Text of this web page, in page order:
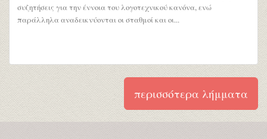
συζητήσεις για την έννοια του λογοτεχνικού κανόνα, ενώ
παράλληλα αναδεικνύονται οι σταθμοί και οι...
περισσότερα λήμματα